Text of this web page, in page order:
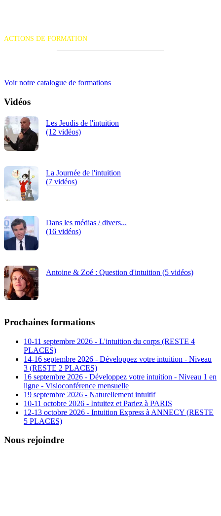
ACTIONS DE FORMATION
Voir notre catalogue de formations
Vidéos
Les Jeudis de l'intuition
(12 vidéos)
La Journée de l'intuition
(7 vidéos)
Dans les médias / divers...
(16 vidéos)
Antoine & Zoé : Question d'intuition (5 vidéos)
Prochaines formations
10-11 septembre 2026 - L'intuition du corps (RESTE 4
PLACES)
14-16 septembre 2026 - Développez votre intuition - Niveau
3 (RESTE 2 PLACES)
16 septembre 2026 - Développez votre intuition - Niveau 1 en
ligne - Visioconférence mensuelle
19 septembre 2026 - Naturellement intuitif
10-11 octobre 2026 - Intuitez et Pariez à PARIS
12-13 octobre 2026 - Intuition Express à ANNECY (RESTE
5 PLACES)
Nous rejoindre